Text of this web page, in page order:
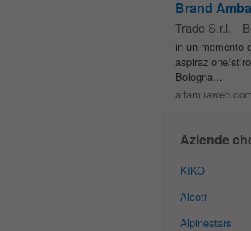
Brand
Trade S.r.l. -
in un momento
aspirazione/
Bologna...
Aziende
KIKO
Alcott
Alpinestars